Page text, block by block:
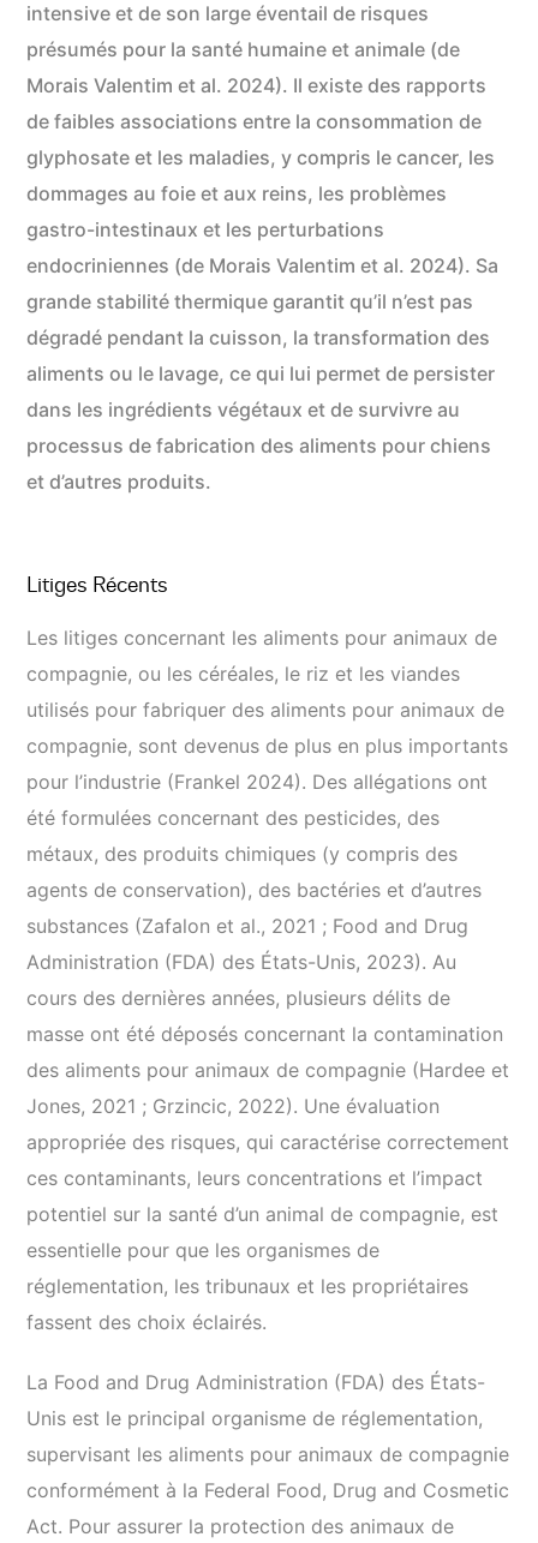
intensive et de son large éventail de risques
présumés pour la santé humaine et animale (de
Morais Valentim et al. 2024). Il existe des rapports
de faibles associations entre la consommation de
glyphosate et les maladies, y compris le cancer, les
dommages au foie et aux reins, les problèmes
gastro-intestinaux et les perturbations
endocriniennes (de Morais Valentim et al. 2024). Sa
grande stabilité thermique garantit qu’il n’est pas
dégradé pendant la cuisson, la transformation des
aliments ou le lavage, ce qui lui permet de persister
dans les ingrédients végétaux et de survivre au
processus de fabrication des aliments pour chiens
et d’autres produits.
Litiges Récents
Les litiges concernant les aliments pour animaux de
compagnie, ou les céréales, le riz et les viandes
utilisés pour fabriquer des aliments pour animaux de
compagnie, sont devenus de plus en plus importants
pour l’industrie (Frankel 2024). Des allégations ont
été formulées concernant des pesticides, des
métaux, des produits chimiques (y compris des
agents de conservation), des bactéries et d’autres
substances (Zafalon et al., 2021 ; Food and Drug
Administration (FDA) des États-Unis, 2023). Au
cours des dernières années, plusieurs délits de
masse ont été déposés concernant la contamination
des aliments pour animaux de compagnie (Hardee et
Jones, 2021 ; Grzincic, 2022). Une évaluation
appropriée des risques, qui caractérise correctement
ces contaminants, leurs concentrations et l’impact
potentiel sur la santé d’un animal de compagnie, est
essentielle pour que les organismes de
réglementation, les tribunaux et les propriétaires
fassent des choix éclairés.
La Food and Drug Administration (FDA) des États-
Unis est le principal organisme de réglementation,
supervisant les aliments pour animaux de compagnie
conformément à la Federal Food, Drug and Cosmetic
Act. Pour assurer la protection des animaux de